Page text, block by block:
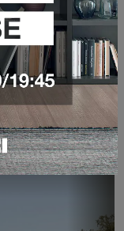
VEDI DI PIÙ